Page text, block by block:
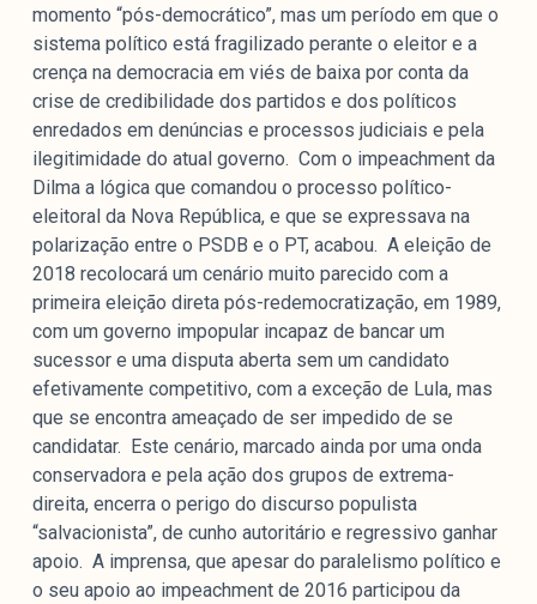
momento “pós-democrático”, mas um período em que o
sistema político está fragilizado perante o eleitor e a
crença na democracia em viés de baixa por conta da
crise de credibilidade dos partidos e dos políticos
enredados em denúncias e processos judiciais e pela
ilegitimidade do atual governo. Com o impeachment da
Dilma a lógica que comandou o processo político-
eleitoral da Nova República, e que se expressava na
polarização entre o PSDB e o PT, acabou. A eleição de
2018 recolocará um cenário muito parecido com a
primeira eleição direta pós-redemocratização, em 1989,
com um governo impopular incapaz de bancar um
sucessor e uma disputa aberta sem um candidato
efetivamente competitivo, com a exceção de Lula, mas
que se encontra ameaçado de ser impedido de se
candidatar. Este cenário, marcado ainda por uma onda
conservadora e pela ação dos grupos de extrema-
direita, encerra o perigo do discurso populista
“salvacionista”, de cunho autoritário e regressivo ganhar
apoio. A imprensa, que apesar do paralelismo político e
o seu apoio ao impeachment de 2016 participou da